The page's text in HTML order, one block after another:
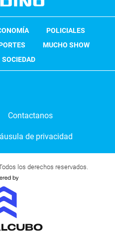
POLICIALES
MUCHO SHOW
SOCIEDAD
Contactanos
de privacidad
los derechos reservados.